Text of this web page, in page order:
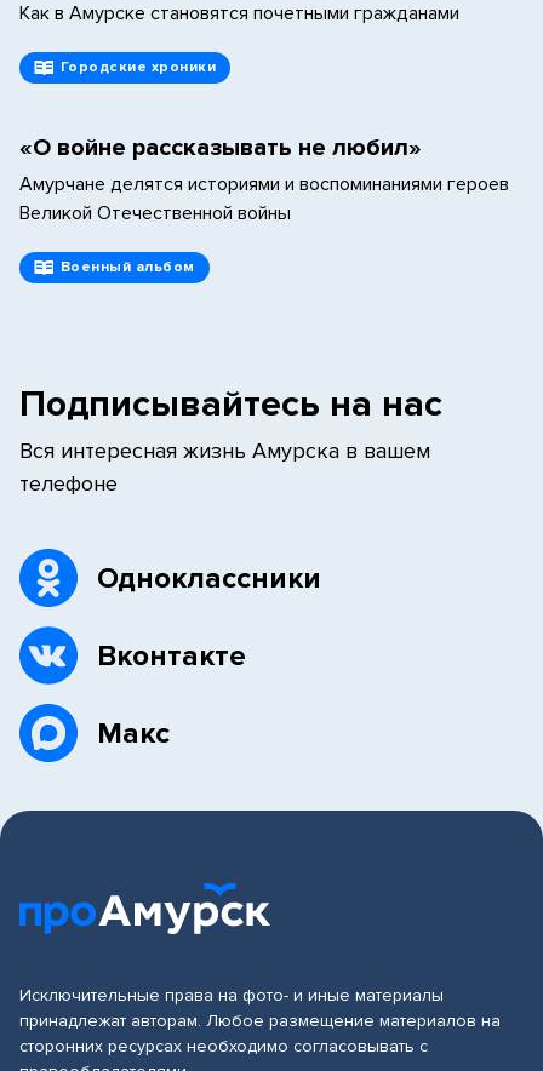
Как в Амурске становятся почетными гражданами
Городские хроники
«О войне рассказывать не любил»
Амурчане делятся историями и воспоминаниями героев
Великой Отечественной войны
Военный альбом
Подписывайтесь на нас
Вся интересная жизнь Амурска в вашем
телефоне
Одноклассники
Вконтакте
Макс
Исключительные права на фото- и иные материалы
принадлежат авторам. Любое размещение материалов на
сторонних ресурсах необходимо согласовывать с